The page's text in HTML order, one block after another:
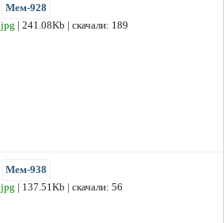
Мем-928
jpg | 241.08Kb | скачали: 189
Мем-938
jpg | 137.51Kb | скачали: 56